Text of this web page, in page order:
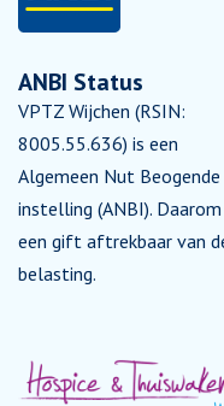
ANBI Status
VPTZ Wijchen (RSIN:
8005.55.636) is een
Algemeen Nut Beogende
instelling (ANBI). Daarom
een gift aftrekbaar van
belasting.